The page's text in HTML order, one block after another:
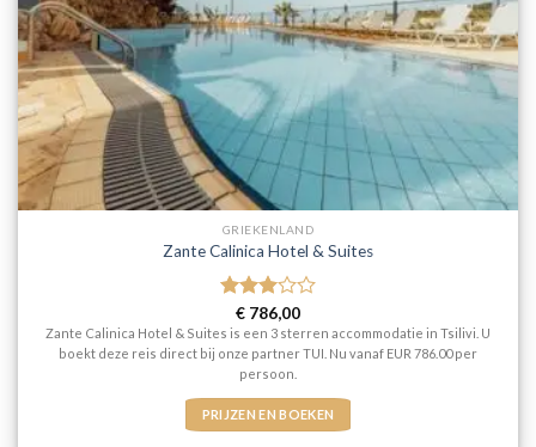
GRIEKENLAND
Zante Calinica Hotel & Suites
Gewaardeerd
3uit 5
€ 786,00
Zante Calinica Hotel & Suites is een 3 sterren accommodatie in Tsilivi. U
boekt deze reis direct bij onze partner TUI. Nu vanaf EUR 786.00 per
persoon.
PRIJZEN EN BOEKEN